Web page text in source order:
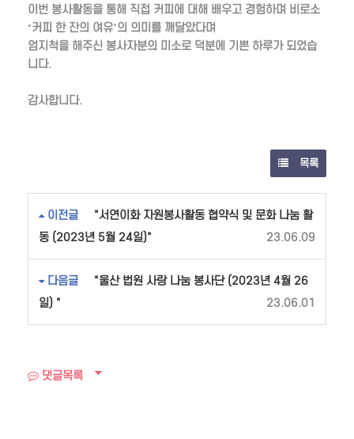
이번 봉사활동을 통해 직접 커피에 대해 배우고 경험하며 비로소
‘커피 한 잔의 여유’의 의미를 깨달았다며
엄지척을 해주신 봉사자분의 미소로 덕분에 기쁜 하루가 되었습
니다.
감사합니다.
목록
이전글
"서연이화 자원봉사활동 협약식 및 문화 나눔 활
동 (2023년 5월 24일)"
23.06.09
다음글
"울산 법원 사랑 나눔 봉사단 (2023년 4월 26
일) "
23.06.01
댓글목록